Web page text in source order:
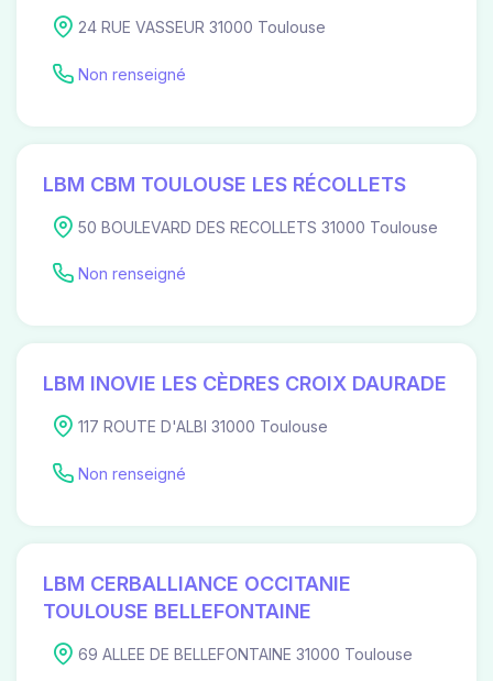
24 RUE VASSEUR 31000 Toulouse
Non renseigné
LBM CBM TOULOUSE LES RÉCOLLETS
50 BOULEVARD DES RECOLLETS 31000 Toulouse
Non renseigné
LBM INOVIE LES CÈDRES CROIX DAURADE
117 ROUTE D'ALBI 31000 Toulouse
Non renseigné
LBM CERBALLIANCE OCCITANIE
TOULOUSE BELLEFONTAINE
69 ALLEE DE BELLEFONTAINE 31000 Toulouse